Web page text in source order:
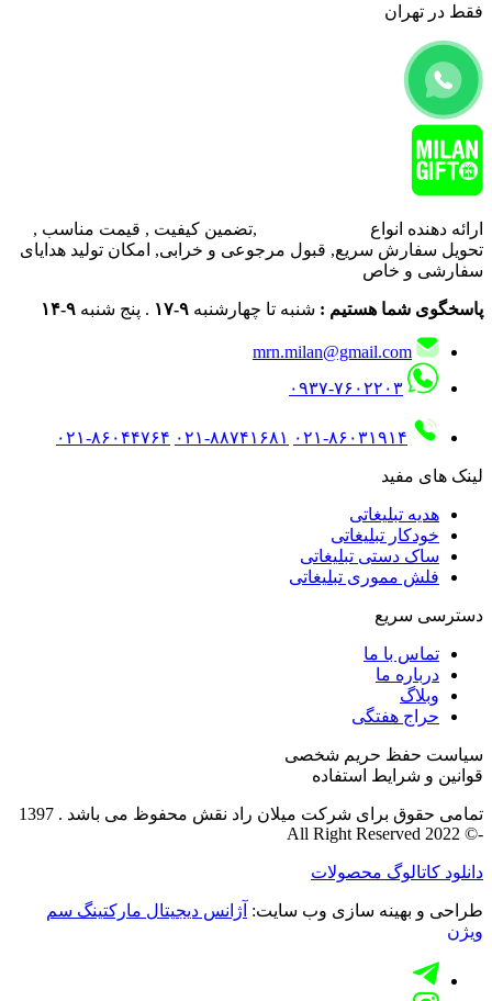
فقط در تهران
ارائه دهنده انواع
,تضمین کیفیت , قیمت مناسب ,
تحویل سفارش سریع, قبول مرجوعی و خرابی, امکان تولید هدایای
سفارشی و خاص
پاسخگوی شما هستیم : شنبه تا چهارشنبه ۹-۱۷ . پنج شنبه ۹-۱۴
mrn.milan@gmail.com
۰۹۳۷-۷۶۰۲۲۰۳
۰۲۱-۸۶۰۳۱۹۱۴ ۰۲۱-۸۸۷۴۱۶۸۱ ۰۲۱-۸۶۰۴۴۷۶۴
لینک های مفید
هدیه تبلیغاتی
خودکار تبلیغاتی
ساک دستی تبلیغاتی
فلش مموری تبلیغاتی
دسترسی سریع
تماس با ما
درباره ما
وبلاگ
حراج هفتگی
سیاست حفظ حریم شخصی
قوانین و شرایط استفاده
تمامی حقوق برای شرکت میلان راد نقش محفوظ می باشد . 1397
-© All Right Reserved 2022
دانلود کاتالوگ محصولات
طراحی و بهینه سازی وب سایت: آژانس دیجیتال مارکتینگ سم
ویژن